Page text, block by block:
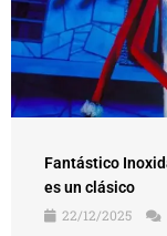
Fantástico
es un clásico
22/12/2025